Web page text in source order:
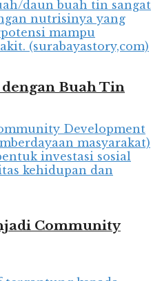
Buah Tin
Community